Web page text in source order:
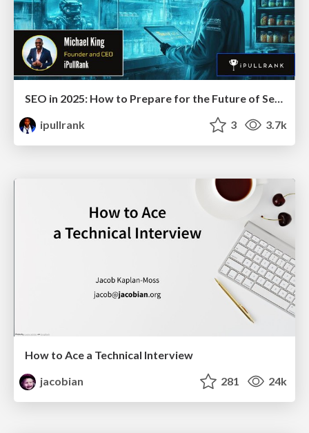
ipullrank
3 3.7k
How to Ace a Technical Interview
jacobian
281 24k